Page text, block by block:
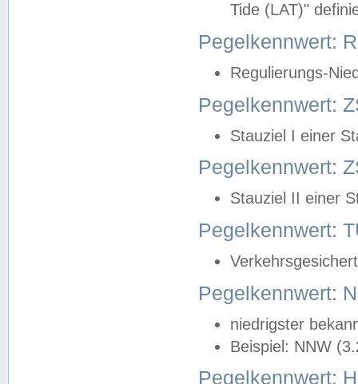
Tide (LAT)"
Pegelkennwert:
Regulierungs-
Pegelkennwert:
Stauziel I einer
Pegelkennwert:
Stauziel II einer
Pegelkennwert:
Pegelkennwert:
niedrigster
Beispiel: NNW
Pegelkennwert: